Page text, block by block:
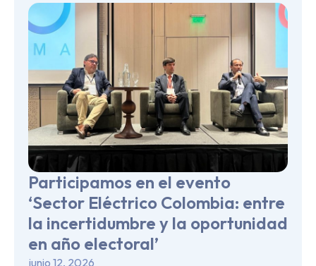
Participamos en el evento
‘Sector Eléctrico Colombia: entre
la incertidumbre y la oportunidad
en año electoral’
junio 12, 2026